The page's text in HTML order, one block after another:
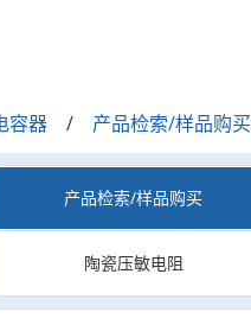
容器 产品检索/样品购买
产品检索/样品购买
陶瓷压敏电阻